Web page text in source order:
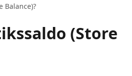
Balance)?
(Store